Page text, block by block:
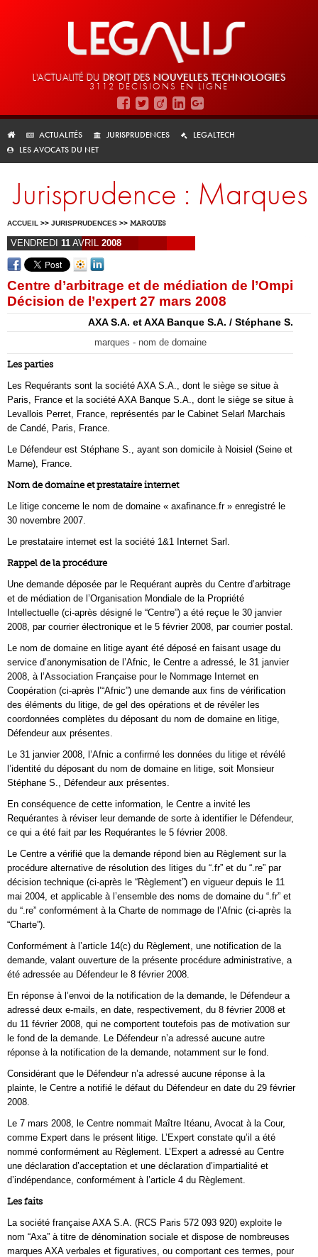
L'ACTUALITÉ DU DROIT DES NOUVELLES TECHNOLOGIES
3112 DÉCISIONS EN LIGNE
ACTUALITÉS JURISPRUDENCES
LEGALTECH
LES AVOCATS DU NET
Jurisprudence : Marques
ACCUEIL >> JURISPRUDENCES >> MARQUES
VENDREDI 11 AVRIL 2008
Centre d’arbitrage et de médiation de l’Ompi
Décision de l’expert 27 mars 2008
AXA S.A. et AXA Banque S.A. / Stéphane S.
marques - nom de domaine
Les parties
Les Requérants sont la société AXA S.A., dont le siège se situe à
Paris, France et la société AXA Banque S.A., dont le siège se situe à
Levallois Perret, France, représentés par le Cabinet Selarl Marchais
de Candé, Paris, France.
Le Défendeur est Stéphane S., ayant son domicile à Noisiel (Seine et
Marne), France.
Nom de domaine et prestataire internet
Le litige concerne le nom de domaine « axafinance.fr » enregistré le
30 novembre 2007.
Le prestataire internet est la société 1&1 Internet Sarl.
Rappel de la procédure
Une demande déposée par le Requérant auprès du Centre d’arbitrage
et de médiation de l’Organisation Mondiale de la Propriété
Intellectuelle (ci-après désigné le “Centre”) a été reçue le 30 janvier
2008, par courrier électronique et le 5 février 2008, par courrier postal.
Le nom de domaine en litige ayant été déposé en faisant usage du
service d’anonymisation de l’Afnic, le Centre a adressé, le 31 janvier
2008, à l’Association Française pour le Nommage Internet en
Coopération (ci-après l’“Afnic”) une demande aux fins de vérification
des éléments du litige, de gel des opérations et de révéler les
coordonnées complètes du déposant du nom de domaine en litige,
Défendeur aux présentes.
Le 31 janvier 2008, l’Afnic a confirmé les données du litige et révélé
l’identité du déposant du nom de domaine en litige, soit Monsieur
Stéphane S., Défendeur aux présentes.
En conséquence de cette information, le Centre a invité les
Requérantes à réviser leur demande de sorte à identifier le Défendeur,
ce qui a été fait par les Requérantes le 5 février 2008.
Le Centre a vérifié que la demande répond bien au Règlement sur la
procédure alternative de résolution des litiges du “.fr” et du “.re” par
décision technique (ci-après le “Règlement”) en vigueur depuis le 11
mai 2004, et applicable à l’ensemble des noms de domaine du “.fr” et
du “.re” conformément à la Charte de nommage de l’Afnic (ci-après la
“Charte”).
Conformément à l’article 14(c) du Règlement, une notification de la
demande, valant ouverture de la présente procédure administrative, a
été adressée au Défendeur le 8 février 2008.
En réponse à l’envoi de la notification de la demande, le Défendeur a
adressé deux e-mails, en date, respectivement, du 8 février 2008 et
du 11 février 2008, qui ne comportent toutefois pas de motivation sur
le fond de la demande. Le Défendeur n’a adressé aucune autre
réponse à la notification de la demande, notamment sur le fond.
Considérant que le Défendeur n’a adressé aucune réponse à la
plainte, le Centre a notifié le défaut du Défendeur en date du 29 février
2008.
Le 7 mars 2008, le Centre nommait Maître Itéanu, Avocat à la Cour,
comme Expert dans le présent litige. L’Expert constate qu’il a été
nommé conformément au Règlement. L’Expert a adressé au Centre
une déclaration d’acceptation et une déclaration d’impartialité et
d’indépendance, conformément à l’article 4 du Règlement.
Les faits
La société française AXA S.A. (RCS Paris 572 093 920) exploite le
nom “Axa” à titre de dénomination sociale et dispose de nombreuses
marques AXA verbales et figuratives, ou comportant ces termes, pour